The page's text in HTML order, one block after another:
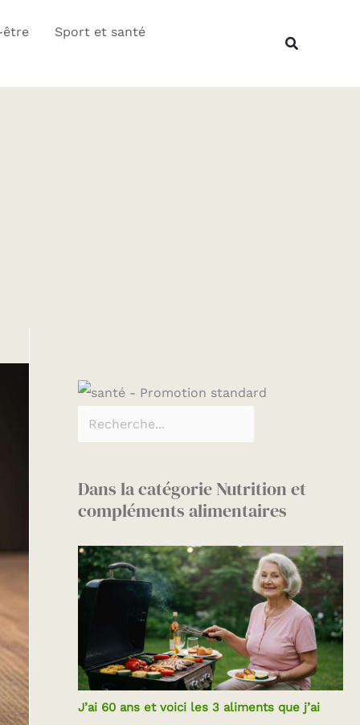
être
Sport et santé
Dans la catégorie Nutrition et
compléments alimentaires
J’ai 60 ans et voici les 3 aliments que j’ai